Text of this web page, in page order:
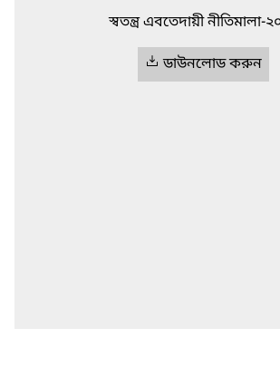
স্বতন্ত্র এবতেদায়ী নীতিমালা-
ডাউনলোড করুন